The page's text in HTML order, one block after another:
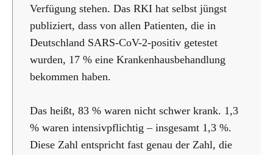
Verfügung stehen. Das RKI hat selbst jüngst
publiziert, dass von allen Patienten, die in
Deutschland SARS-CoV-2-positiv getestet
wurden, 17 % eine Krankenhausbehandlung
bekommen haben.
Das heißt, 83 % waren nicht schwer krank. 1,3
% waren intensivpflichtig – insgesamt 1,3 %.
Diese Zahl entspricht fast genau der Zahl, die